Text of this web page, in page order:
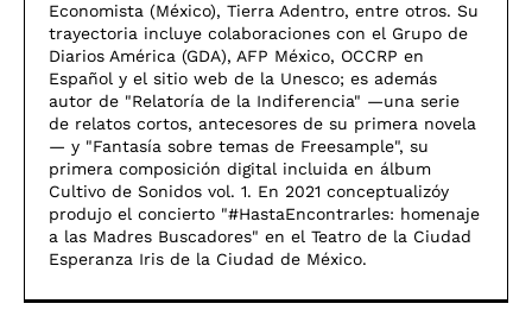
Economista (México), Tierra Adentro, entre otros. Su
trayectoria incluye colaboraciones con el Grupo de
Diarios América (GDA), AFP México, OCCRP en
Español y el sitio web de la Unesco; es además
autor de "Relatoría de la Indiferencia" —una serie
de relatos cortos, antecesores de su primera novela
— y "Fantasía sobre temas de Freesample", su
primera composición digital incluida en álbum
Cultivo de Sonidos vol. 1. En 2021 conceptualizóy
produjo el concierto "#HastaEncontrarles: homenaje
a las Madres Buscadores" en el Teatro de la Ciudad
Esperanza Iris de la Ciudad de México.